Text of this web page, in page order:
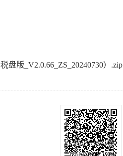
盘版_V2.0.66_ZS_20240730）.zip